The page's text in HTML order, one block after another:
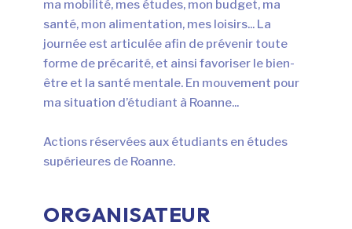
ma mobilité, mes études, mon budget, ma
santé, mon alimentation, mes loisirs... La
journée est articulée afin de prévenir toute
forme de précarité, et ainsi favoriser le bien-
être et la santé mentale. En mouvement pour
ma situation d’étudiant à Roanne...
Actions réservées aux étudiants en études
supérieures de Roanne.
ORGANISATEUR